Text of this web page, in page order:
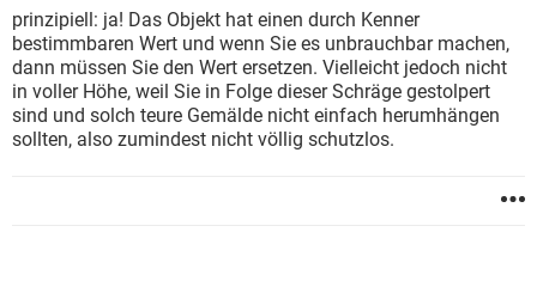
prinzipiell: ja! Das Objekt hat einen durch Kenner
bestimmbaren Wert und wenn Sie es unbrauchbar machen,
dann müssen Sie den Wert ersetzen. Vielleicht jedoch nicht
in voller Höhe, weil Sie in Folge dieser Schräge gestolpert
sind und solch teure Gemälde nicht einfach herumhängen
sollten, also zumindest nicht völlig schutzlos.